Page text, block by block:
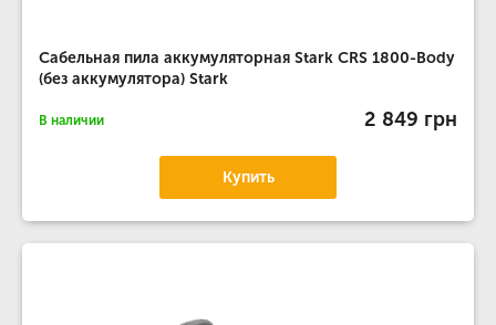
Сабельная пила аккумуляторная Stark CRS 1800-Body
(без аккумулятора) Stark
В наличии 2 849 грн
Купить